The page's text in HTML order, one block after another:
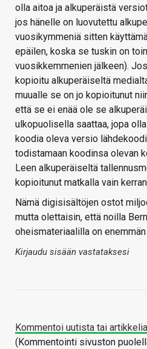
olla aitoa ja alkuperäistä
jos hänelle on luovutettu
vuosikymmeniä sitten
epäilen, koska se tuskin on
vuosikkemmenien jälkeen).
kopioitu alkuperäiseltä
muualle se on jo kopioitunut
että se ei enää ole se
ulkopuolisella saattaa, jopa
koodia oleva versio
todistamaan koodinsa olevan
Leen alkuperäiseltä
kopioitunut matkalla vain
Nämä digisisältöjen ostot
mutta olettaisin, että noilla
oheismateriaalilla on enemmän
Kirjaudu sisään vastataksesi
Kommentoi uutista tai
(Kommentointi sivuston